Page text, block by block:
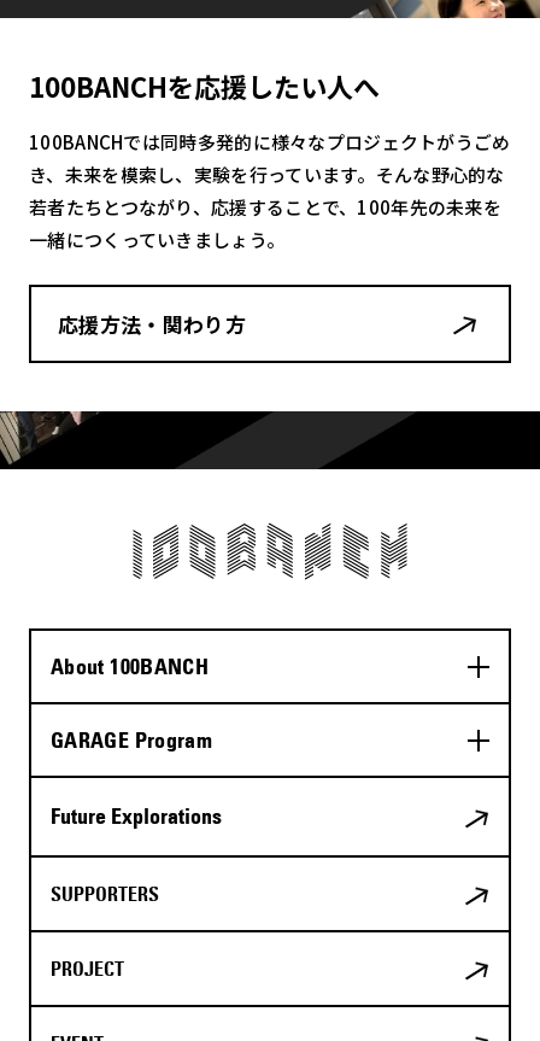
100BANCHを応援したい人へ
100BANCHでは同時多発的に様々なプロジェクトがうごめ
き、未来を模索し、実験を行っています。そんな野心的な
若者たちとつながり、応援することで、100年先の未来を
一緒につくっていきましょう。
応援方法・関わり方
About 100BANCH
GARAGE Program
Future Explorations
SUPPORTERS
PROJECT